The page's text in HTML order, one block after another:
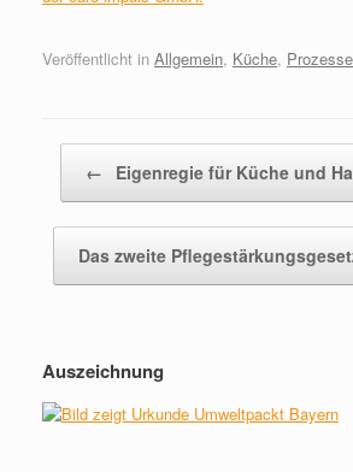
Veröffentlicht in Allgemein, Küche, Prozesse
← Eigenregie für Küche und
Das zweite
Auszeichnung